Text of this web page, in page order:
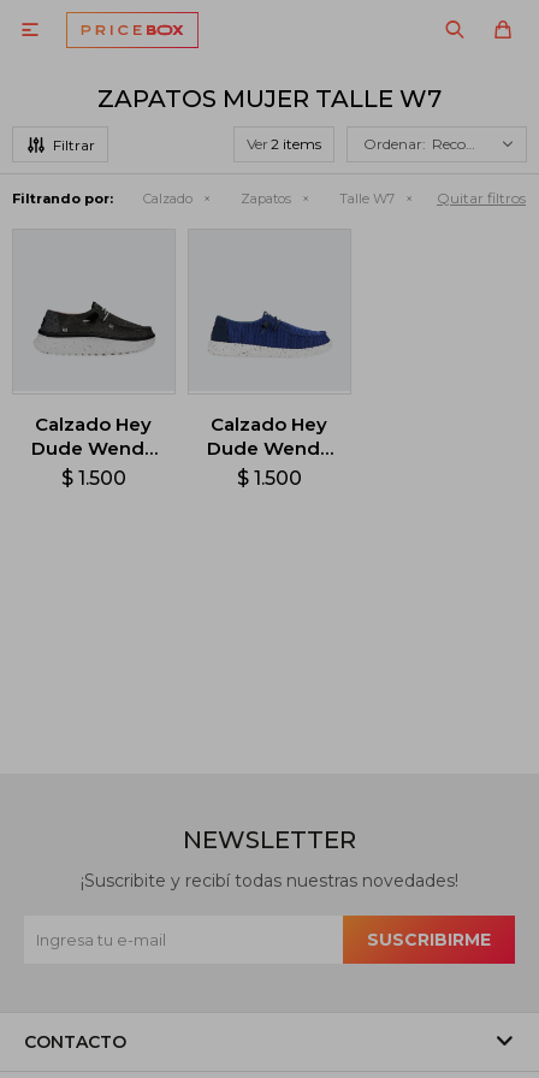

ZAPATOS MUJER TALLE W7
Ver Recomendados
Filtrando por: Calzado Zapatos Talle W7 Quitar filtros
Calzado Hey
Dude Wendy
Peak
$ 1.500
Calzado Hey
Dude Wendy
Sport Mesh -
$ 1.500
CONTACTO
NEWSLETTER
¡Suscribite y recibí todas nuestras novedades!
SUSCRIBIRME